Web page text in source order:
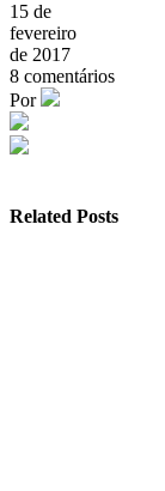
15 de
fevereiro
de 2017
8 comentários
Por
Related Posts